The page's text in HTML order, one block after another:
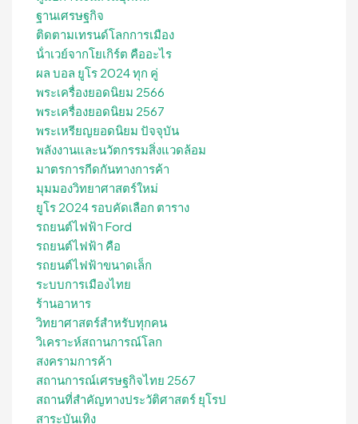
ฐานเศรษฐกิจ
ติดตามเทรนด์โลกการเมือง
น้ําเวย์จากโยเกิร์ต คืออะไร
ผล บอล ยูโร 2024 ทุก คู่
พระเครื่องยอดนิยม 2566
พระเครื่องยอดนิยม 2567
พระเหรียญยอดนิยม ปัจจุบัน
พลังงานและนวัตกรรมสิ่งแวดล้อม
มาตรการกีดกันทางการค้า
มุมมองวิทยาศาสตร์ใหม่
ยูโร 2024 รอบคัดเลือก ตาราง
รถยนต์ไฟฟ้า Ford
รถยนต์ไฟฟ้า คือ
รถยนต์ไฟฟ้าขนาดเล็ก
ระบบการเมืองไทย
ร้านอาหาร
วิทยาศาสตร์สำหรับทุกคน
วิเคราะห์สถานการณ์โลก
สงครามการค้า
สถานการณ์เศรษฐกิจไทย 2567
สถานที่สําคัญทางประวัติศาสตร์ ยุโรป
สาระบันเทิง